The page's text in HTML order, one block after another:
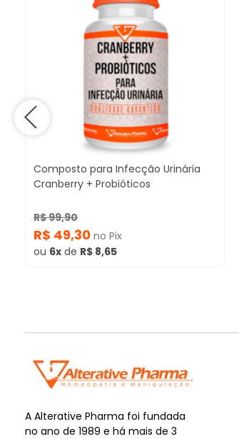
Composto para Infecção Urinária
Cranberry + Probióticos
R$ 99,90
R$ 49,30 no Pix
ou 6x de R$ 8,65
A Alterative Pharma foi fundada
no ano de 1989 e há mais de 3